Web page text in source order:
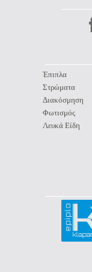
Έπιπλα
Στρώματα
Διακόσμηση
Φωτισμός
Λευκά Είδη